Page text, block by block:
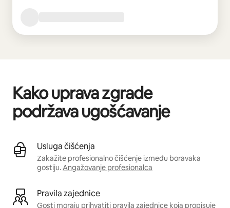
Kako uprava zgrade
podržava ugošćavanje
Usluga čišćenja
Zakažite profesionalno čišćenje između boravaka
gostiju.Angažovanje profesionalca
Pravila zajednice
Gosti moraju prihvatiti pravila zajednice koja propisuje